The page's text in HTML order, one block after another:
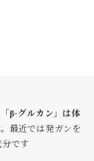
「β-グルカン」は体
最近では発ガンを
です